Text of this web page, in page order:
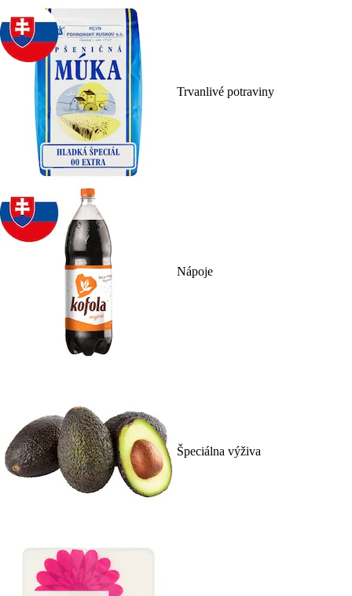
Trvanlivé potraviny
Nápoje
Špeciálna výživa